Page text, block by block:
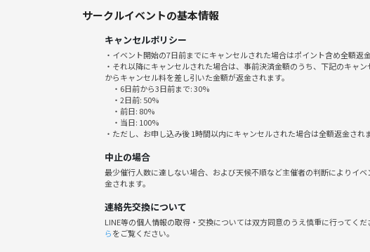
・ダンス経験者は大歓迎！
🕺過去のレッスンアーティスト🕺
twice、illit 、aespa
Le Sserafim 、ITZY、IVE、BTS
踊りたい曲があれば、リクエストください🫶
ナンパ、ビジネスへの勧誘などは禁止です。
関連する行為と判断した場合は、退場をお願いする場合がござ
★★参加希望の方は申込後に下記内容をご連絡ください★★
・名前
サークルイベントの基本情報
キャンセルポリシー
・イベント開始の7日前までにキャンセルされた場合はポイント含め全額返金
・それ以降にキャンセルされた場合は、事前決済金額のうち、下記のキャ
からキャンセル料を差し引いた金額が返金されます。
・6日前から3日前まで: 30%
・2日前: 50%
・前日: 80%
・当日: 100%
・ただし、お申し込み後 1時間以内にキャンセルされた場合は全額返金されま
中止の場合
最少催行人数に達しない場合、および天候不順など主催者の判断によりイ
金されます。
連絡先交換について
LINE等の個人情報の取得・交換については双方同意のうえ慎重に行ってく
らをご覧ください。